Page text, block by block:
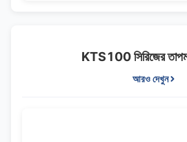
KTS100 সিরিজের
আরও দেখুন